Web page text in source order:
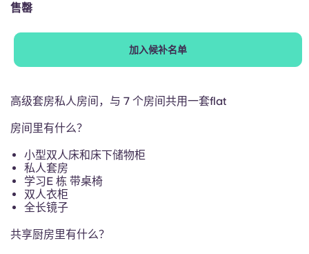
Català
售罄
加入候补名单
高级套房私人房间，与 7 个房间共用一套flat
房间里有什么？
小型双人床和床下储物柜
私人套房
学习E 栋 带桌椅
双人衣柜
全长镜子
共享厨房里有什么？